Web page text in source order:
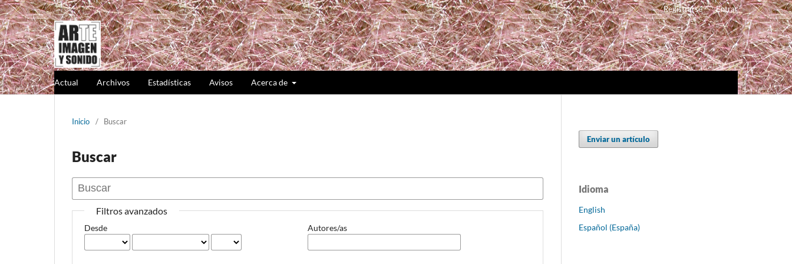
Actual Archivos Estadísticas Avisos Acerca de
Registrarse Entrar
Inicio / Buscar
Buscar
Filtros avanzados
Desde Autores/as
Enviar un artículo
Idioma
English
Español (España)